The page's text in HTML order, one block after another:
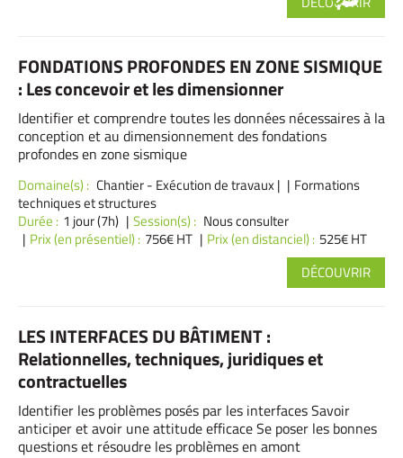
FONDATIONS PROFONDES EN ZONE SISMIQUE
: Les concevoir et les dimensionner
Identifier et comprendre toutes les données nécessaires à la
conception et au dimensionnement des fondations
profondes en zone sismique
Domaine(s) : Chantier - Exécution de travaux|
Formations
techniques et structures
Durée : 1 jour (7h) Session(s) : Nous consulter
Prix (en présentiel) : 756€ HT Prix (en distanciel) : 525€ HT
DÉCOUVRIR
LES INTERFACES DU BÂTIMENT :
Relationnelles, techniques, juridiques et
contractuelles
Identifier les problèmes posés par les interfaces Savoir
anticiper et avoir une attitude efficace Se poser les bonnes
questions et résoudre les problèmes en amont